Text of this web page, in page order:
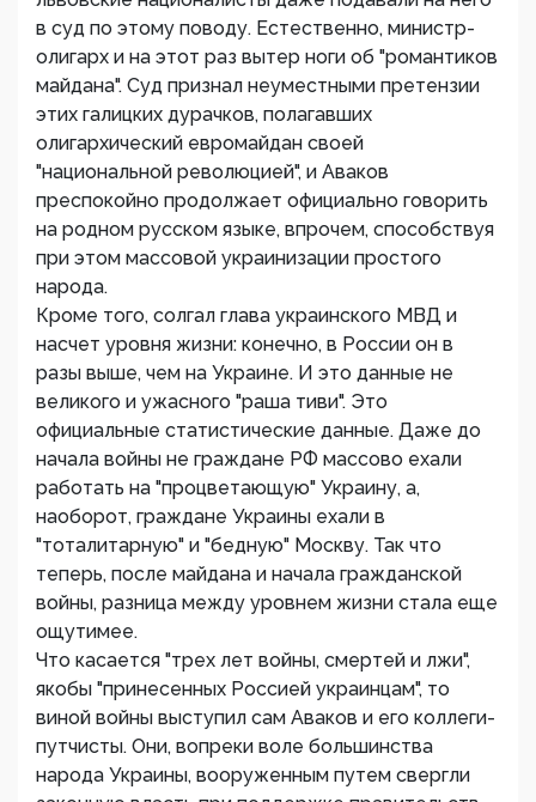
в суд по этому поводу. Естественно, министр-
олигарх и на этот раз вытер ноги об "романтиков
майдана". Суд признал неуместными претензии
этих галицких дурачков, полагавших
олигархический евромайдан своей
"национальной революцией", и Аваков
преспокойно продолжает официально говорить
на родном русском языке, впрочем, способствуя
при этом массовой украинизации простого
народа.
Кроме того, солгал глава украинского МВД и
насчет уровня жизни: конечно, в России он в
разы выше, чем на Украине. И это данные не
великого и ужасного "раша тиви". Это
официальные статистические данные. Даже до
начала войны не граждане РФ массово ехали
работать на "процветающую" Украину, а,
наоборот, граждане Украины ехали в
"тоталитарную" и "бедную" Москву. Так что
теперь, после майдана и начала гражданской
войны, разница между уровнем жизни стала еще
ощутимее.
Что касается "трех лет войны, смертей и лжи",
якобы "принесенных Россией украинцам", то
виной войны выступил сам Аваков и его коллеги-
путчисты. Они, вопреки воле большинства
народа Украины, вооруженным путем свергли